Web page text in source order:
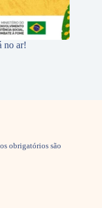
no ar!
obrigatórios são